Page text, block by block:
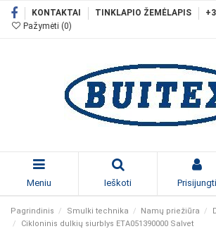
KONTAKTAI TINKLAPIO ŽEMĖLAPIS
Pažymėti (0)
Meniu Ieškoti Prisijungti
Pagrindinis Smulki technika Namų priežiūra
Cikloninis dulkių siurblys ETA051390000 Salvet